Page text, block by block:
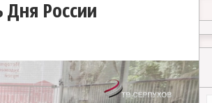
Дня России